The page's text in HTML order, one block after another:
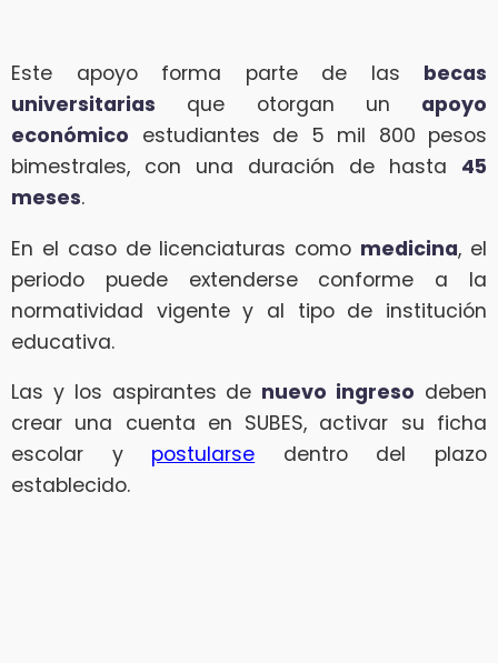
Este apoyo forma parte de las becas
universitarias que otorgan un apoyo
económico estudiantes de 5 mil 800 pesos
bimestrales, con una duración de hasta 45
meses.
En el caso de licenciaturas como medicina, el
periodo puede extenderse conforme a la
normatividad vigente y al tipo de institución
educativa.
Las y los aspirantes de nuevo ingreso deben
crear una cuenta en SUBES, activar su ficha
escolar y postularse dentro del plazo
establecido.